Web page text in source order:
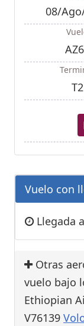
08/
T2
Vuelo con
Llegada
Otras
vuelo bajo
Ethiopian
V76139